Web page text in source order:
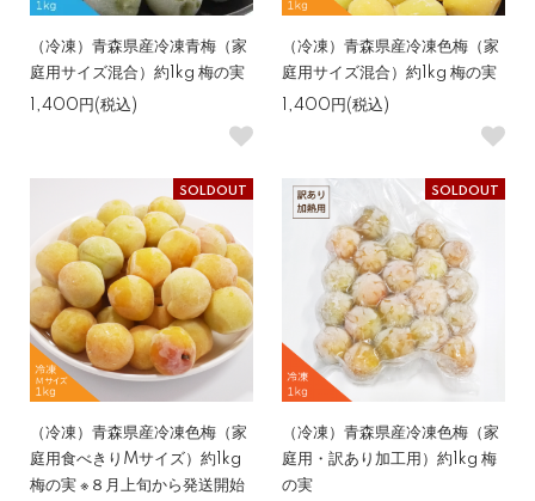
（冷凍）青森県産冷凍青梅（家
庭用サイズ混合）約1kg 梅の実
1,400円(税込)
（冷凍）青森県産冷凍色梅（家
庭用サイズ混合）約1kg 梅の実
1,400円(税込)
SOLDOUT
（冷凍）青森県産冷凍色梅（家
庭用食べきりMサイズ）約1kg
梅の実 ※８月上旬から発送開始
SOLDOUT
（冷凍）青森県産冷凍色梅（家
庭用・訳あり加工用）約1kg 梅
の実